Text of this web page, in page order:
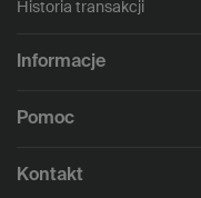
Historia transakcji
Informacje
Pomoc
Kontakt